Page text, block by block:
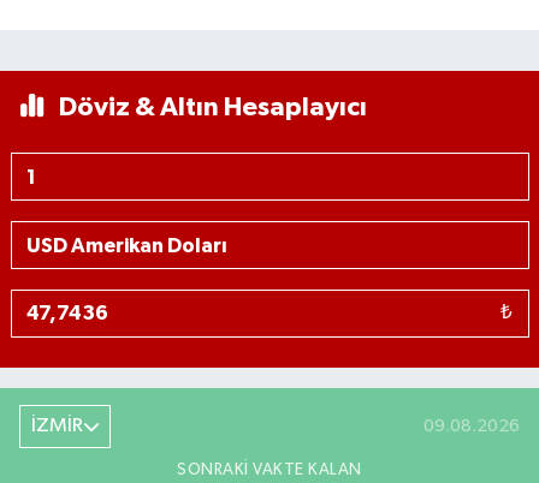
Döviz & Altın Hesaplayıcı
₺
İZMİR 09.08.2026
SONRAKI VAKTE KALAN